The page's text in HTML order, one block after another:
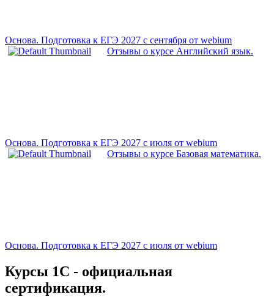
Основа. Подготовка к ЕГЭ 2027 с сентября от webium
Отзывы о курсе Английский язык.
Основа. Подготовка к ЕГЭ 2027 с июля от webium
Отзывы о курсе Базовая математика.
Основа. Подготовка к ЕГЭ 2027 с июля от webium
Курсы 1С - официальная
сертификация.